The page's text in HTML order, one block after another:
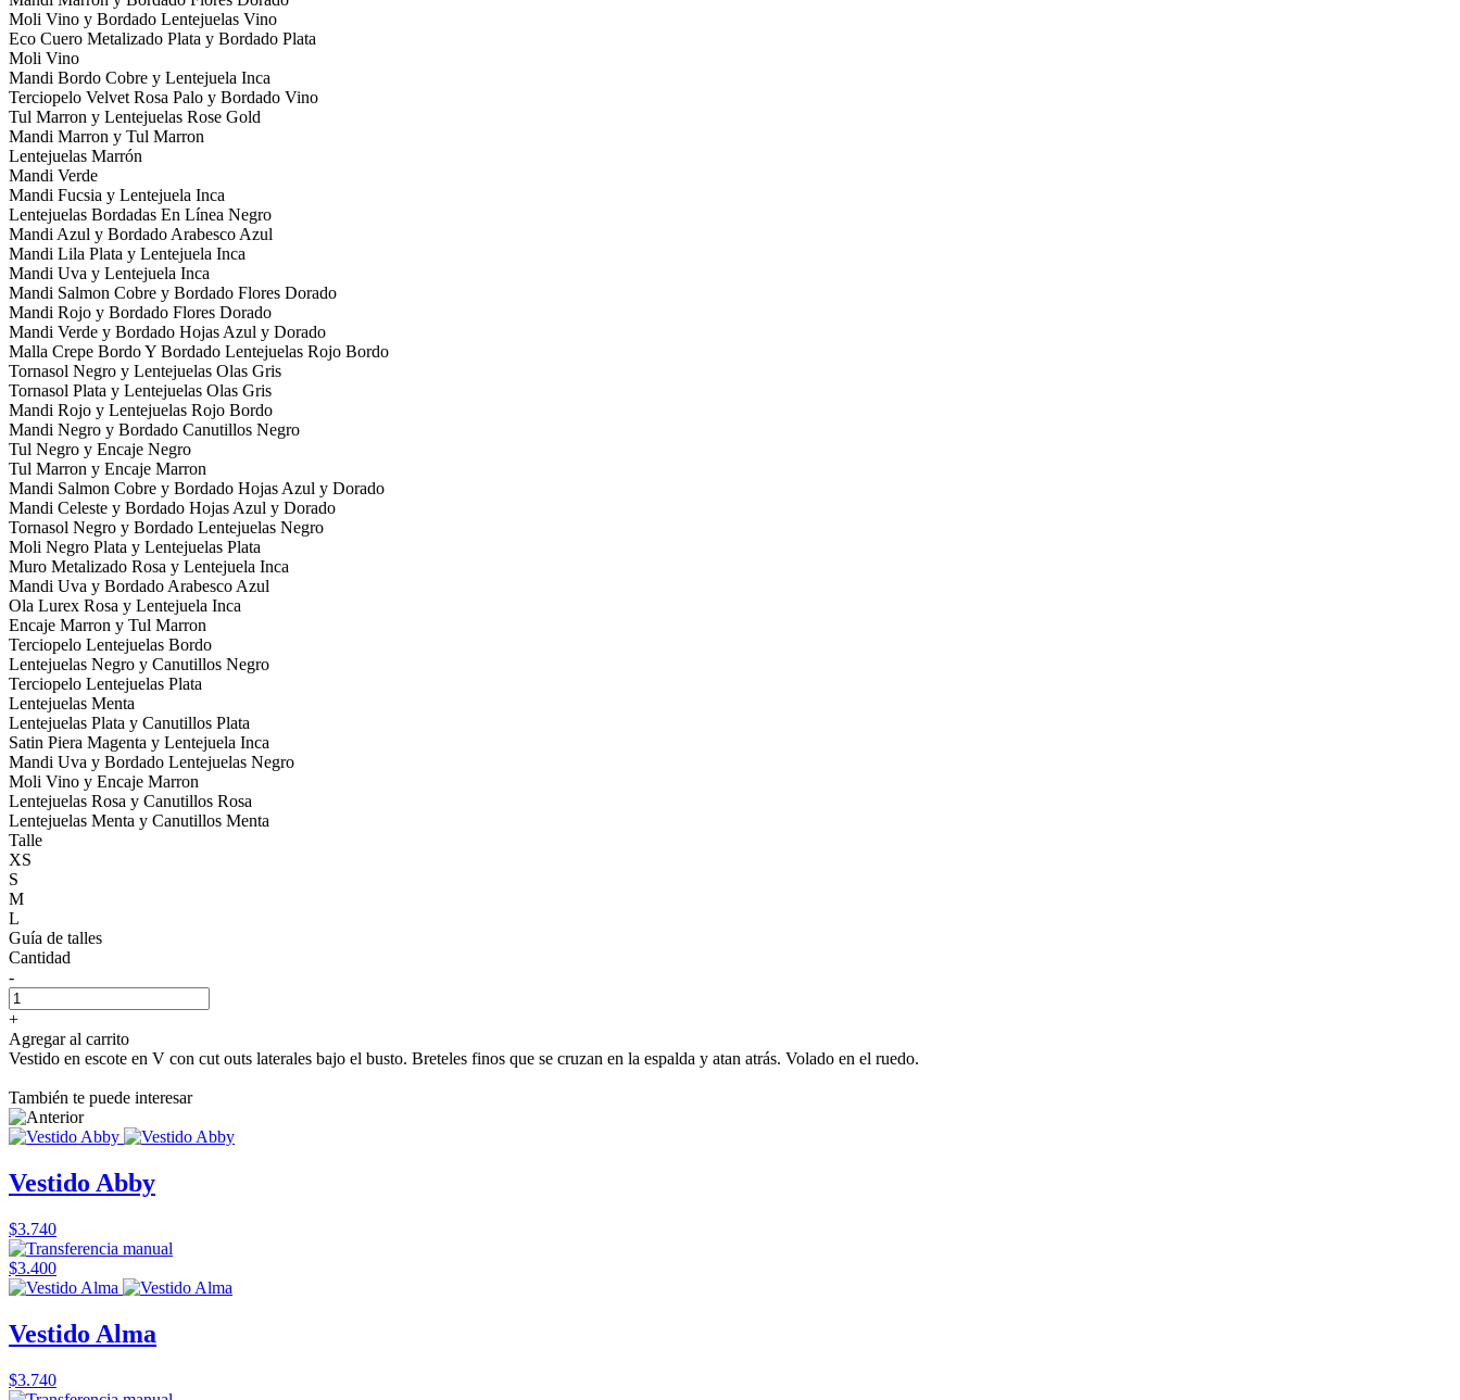
Moli Vino y Bordado Lentejuelas Vino
Eco Cuero Metalizado Plata y Bordado Plata
Moli Vino
Mandi Bordo Cobre y Lentejuela Inca
Terciopelo Velvet Rosa Palo y Bordado Vino
Tul Marron y Lentejuelas Rose Gold
Mandi Marron y Tul Marron
Lentejuelas Marrón
Mandi Verde
Mandi Fucsia y Lentejuela Inca
Lentejuelas Bordadas En Línea Negro
Mandi Azul y Bordado Arabesco Azul
Mandi Lila Plata y Lentejuela Inca
Mandi Uva y Lentejuela Inca
Mandi Salmon Cobre y Bordado Flores Dorado
Mandi Rojo y Bordado Flores Dorado
Mandi Verde y Bordado Hojas Azul y Dorado
Malla Crepe Bordo Y Bordado Lentejuelas Rojo Bordo
Tornasol Negro y Lentejuelas Olas Gris
Tornasol Plata y Lentejuelas Olas Gris
Mandi Rojo y Lentejuelas Rojo Bordo
Mandi Negro y Bordado Canutillos Negro
Tul Negro y Encaje Negro
Tul Marron y Encaje Marron
Mandi Salmon Cobre y Bordado Hojas Azul y Dorado
Mandi Celeste y Bordado Hojas Azul y Dorado
Tornasol Negro y Bordado Lentejuelas Negro
Moli Negro Plata y Lentejuelas Plata
Muro Metalizado Rosa y Lentejuela Inca
Mandi Uva y Bordado Arabesco Azul
Ola Lurex Rosa y Lentejuela Inca
Encaje Marron y Tul Marron
Terciopelo Lentejuelas Bordo
Lentejuelas Negro y Canutillos Negro
Terciopelo Lentejuelas Plata
Lentejuelas Menta
Lentejuelas Plata y Canutillos Plata
Satin Piera Magenta y Lentejuela Inca
Mandi Uva y Bordado Lentejuelas Negro
Moli Vino y Encaje Marron
Lentejuelas Rosa y Canutillos Rosa
Lentejuelas Menta y Canutillos Menta
Talle
XS
S
M
L
Guía de talles
Cantidad
-
+
Agregar al carrito
Vestido en escote en V con cut outs laterales bajo el busto. Breteles finos que se cruzan en la espalda y atan atrás. Volado en el ruedo.
También te puede interesar
Vestido Abby
$3.740
$3.400
Vestido Alma
$3.740